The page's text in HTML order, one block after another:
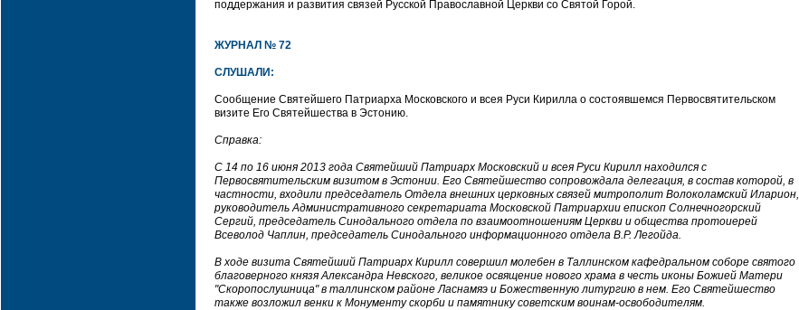
поддержания и развития связей Русской Православной Церкви со Святой Горой.
ЖУРНАЛ № 72
СЛУШАЛИ:
Сообщение Святейшего Патриарха Московского и всея Руси Кирилла о состоявшемся Первосвятительском
визите Его Святейшества в Эстонию.
Справка:
С 14 по 16 июня 2013 года Святейший Патриарх Московский и всея Руси Кирилл находился с
Первосвятительским визитом в Эстонии. Его Святейшество сопровождала делегация, в состав которой, в
частности, входили председатель Отдела внешних церковных связей митрополит Волоколамский Иларион,
руководитель Административного секретариата Московской Патриархии епископ Солнечногорский
Сергий, председатель Синодального отдела по взаимоотношениям Церкви и общества протоиерей
Всеволод Чаплин, председатель Синодального информационного отдела В.Р. Легойда.
В ходе визита Святейший Патриарх Кирилл совершил молебен в Таллинском кафедральном соборе святого
благоверного князя Александра Невского, великое освящение нового храма в честь иконы Божией Матери
"Скоропослушница" в таллинском районе Ласнамяэ и Божественную литургию в нем. Его Святейшество
также возложил венки к Монументу скорби и памятнику советским воинам-освободителям.